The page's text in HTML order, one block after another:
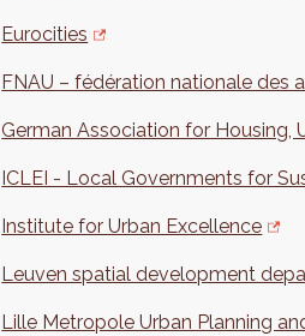
Eurocities
FNAU – fédération nationale des
German Association for Housing,
ICLEI - Local Governments for
Institute for Urban Excellence
Leuven spatial development
Lille Metropole Urban Planning